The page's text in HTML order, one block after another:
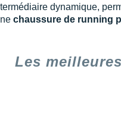
dynamique,
chaussure de running
Les